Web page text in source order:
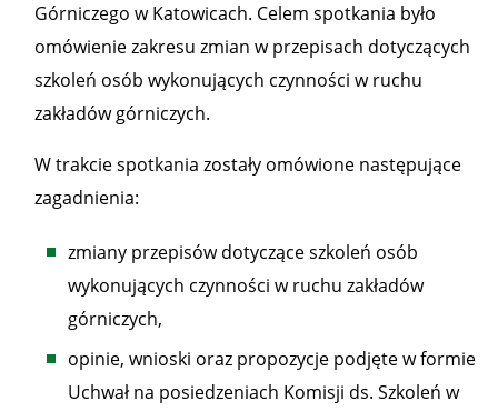
Górniczego w Katowicach. Celem spotkania było
omówienie zakresu zmian w przepisach dotyczących
szkoleń osób wykonujących czynności w ruchu
zakładów górniczych.
W trakcie spotkania zostały omówione następujące
zagadnienia:
zmiany przepisów dotyczące szkoleń osób
wykonujących czynności w ruchu zakładów
górniczych,
opinie, wnioski oraz propozycje podjęte w formie
Uchwał na posiedzeniach Komisji ds. Szkoleń w